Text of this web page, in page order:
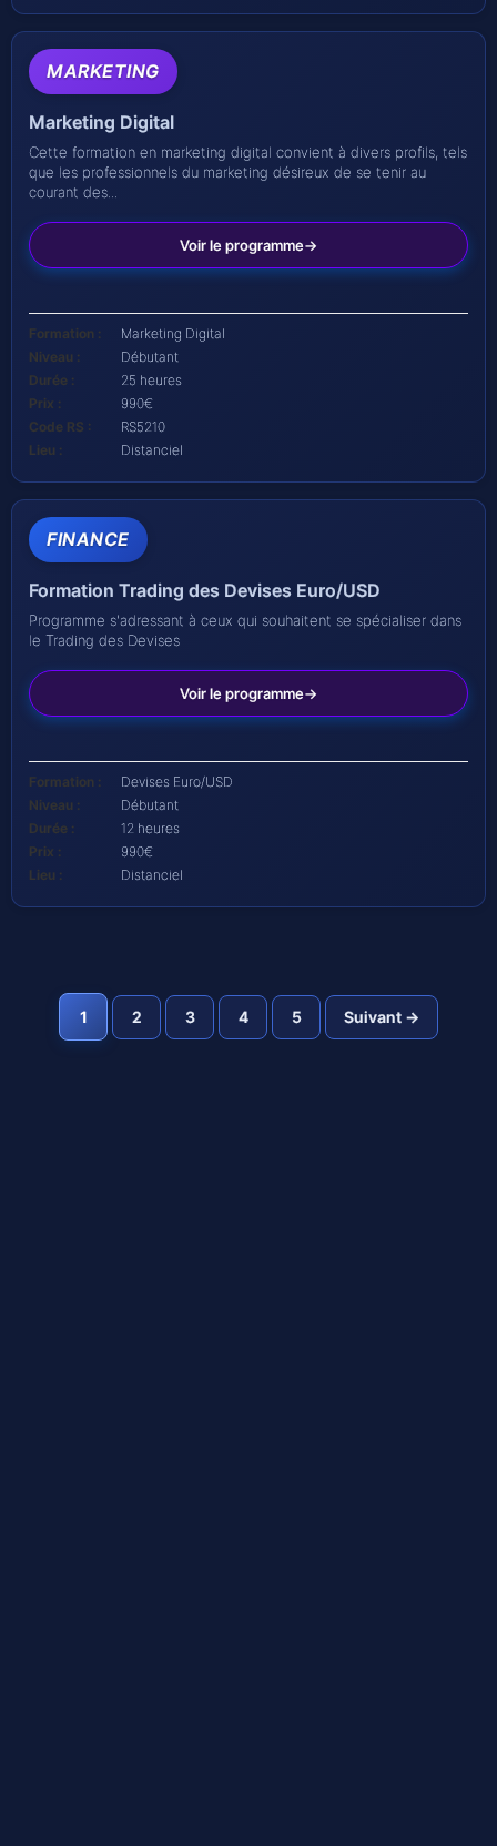
MARKETING
Marketing Digital
Cette formation en marketing digital convient à divers profils, tels
que les professionnels du marketing désireux de se tenir au
courant des...
Voir le programme
Formation :
Marketing Digital
Niveau :
Débutant
Durée :
25 heures
Prix :
990€
Code RS :
RS5210
Lieu :
Distanciel
FINANCE
Formation Trading des Devises Euro/USD
Programme s'adressant à ceux qui souhaitent se spécialiser dans
le Trading des Devises
Voir le programme
Formation :
Devises Euro/USD
Niveau :
Débutant
Durée :
12 heures
Prix :
990€
Lieu :
Distanciel
1 2 3 4 5 Suivant →